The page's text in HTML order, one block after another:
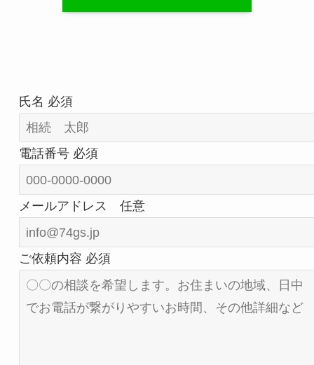
氏名 必須
電話番号 必須
メールアドレス任意
ご依頼内容 必須